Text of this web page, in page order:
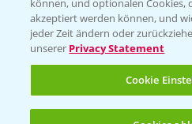
Folgen
können, und optionalen Cookies,
akzeptiert werden können, und
jeder Zeit ändern oder
unserer Privacy Statement
Cookie